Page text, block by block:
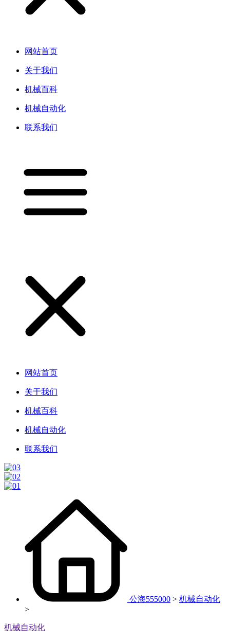
网站首页
关于我们
机械百科
机械自动化
联系我们
网站首页
关于我们
机械百科
机械自动化
联系我们
公海555000 > 机械自动化
>
机械自动化